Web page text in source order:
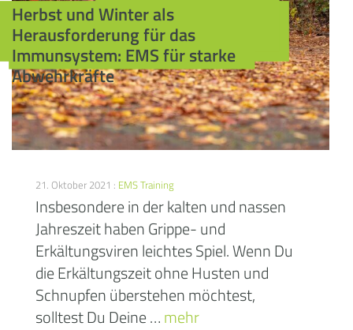
Herbst und Winter als
Herausforderung für das
Immunsystem: EMS für starke
Abwehrkräfte
21. Oktober 2021 : EMS Training
Insbesondere in der kalten und nassen
Jahreszeit haben Grippe- und
Erkältungsviren leichtes Spiel. Wenn Du
die Erkältungszeit ohne Husten und
Schnupfen überstehen möchtest,
solltest Du Deine …mehr